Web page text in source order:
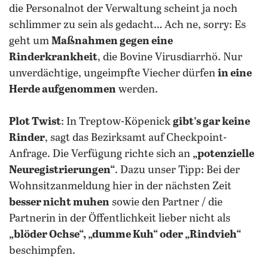
die Personalnot der Verwaltung scheint ja noch
schlimmer zu sein als gedacht… Ach ne, sorry: Es
geht um Maßnahmen gegen eine
Rinderkrankheit, die Bovine Virusdiarrhö. Nur
unverdächtige, ungeimpfte Viecher dürfen in eine
Herde aufgenommen werden.
Plot Twist: In Treptow-Köpenick gibt’s gar keine
Rinder, sagt das Bezirksamt auf Checkpoint-
Anfrage. Die Verfügung richte sich an „potenzielle
Neuregistrierungen“. Dazu unser Tipp: Bei der
Wohnsitzanmeldung hier in der nächsten Zeit
besser nicht muhen sowie den Partner / die
Partnerin in der Öffentlichkeit lieber nicht als
„blöder Ochse“, „dumme Kuh“ oder „Rindvieh“
beschimpfen.